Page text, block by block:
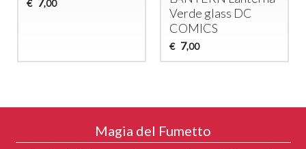
€ ,00
Verde glass DC
COMICS
€ 7,00
Magia del Fumetto